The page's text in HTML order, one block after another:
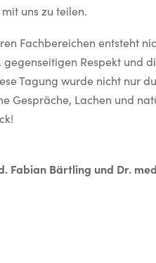
uns zu teilen.
Fachbereichen entsteht
Respekt und
Tagung wurde nicht nur
Gespräche, Lachen und
Fabian Bärtling und Dr.